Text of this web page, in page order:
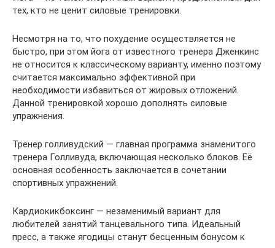
тех, кто не ценит силовые тренировки.
Несмотря на то, что похудение осуществляется не
быстро, при этом йога от известного тренера Дженкинс
не относится к классическому варианту, именно поэтому
считается максимально эффективной при
необходимости избавиться от жировых отложений.
Данной тренировкой хорошо дополнять силовые
упражнения.
Тренер голливудский — главная программа знаменитого
тренера Голливуда, включающая несколько блоков. Её
основная особенность заключается в сочетании
спортивных упражнений.
Кардиокикбоксинг — незаменимый вариант для
любителей занятий танцевального типа. Идеальный
пресс, а также ягодицы станут бесценным бонусом к